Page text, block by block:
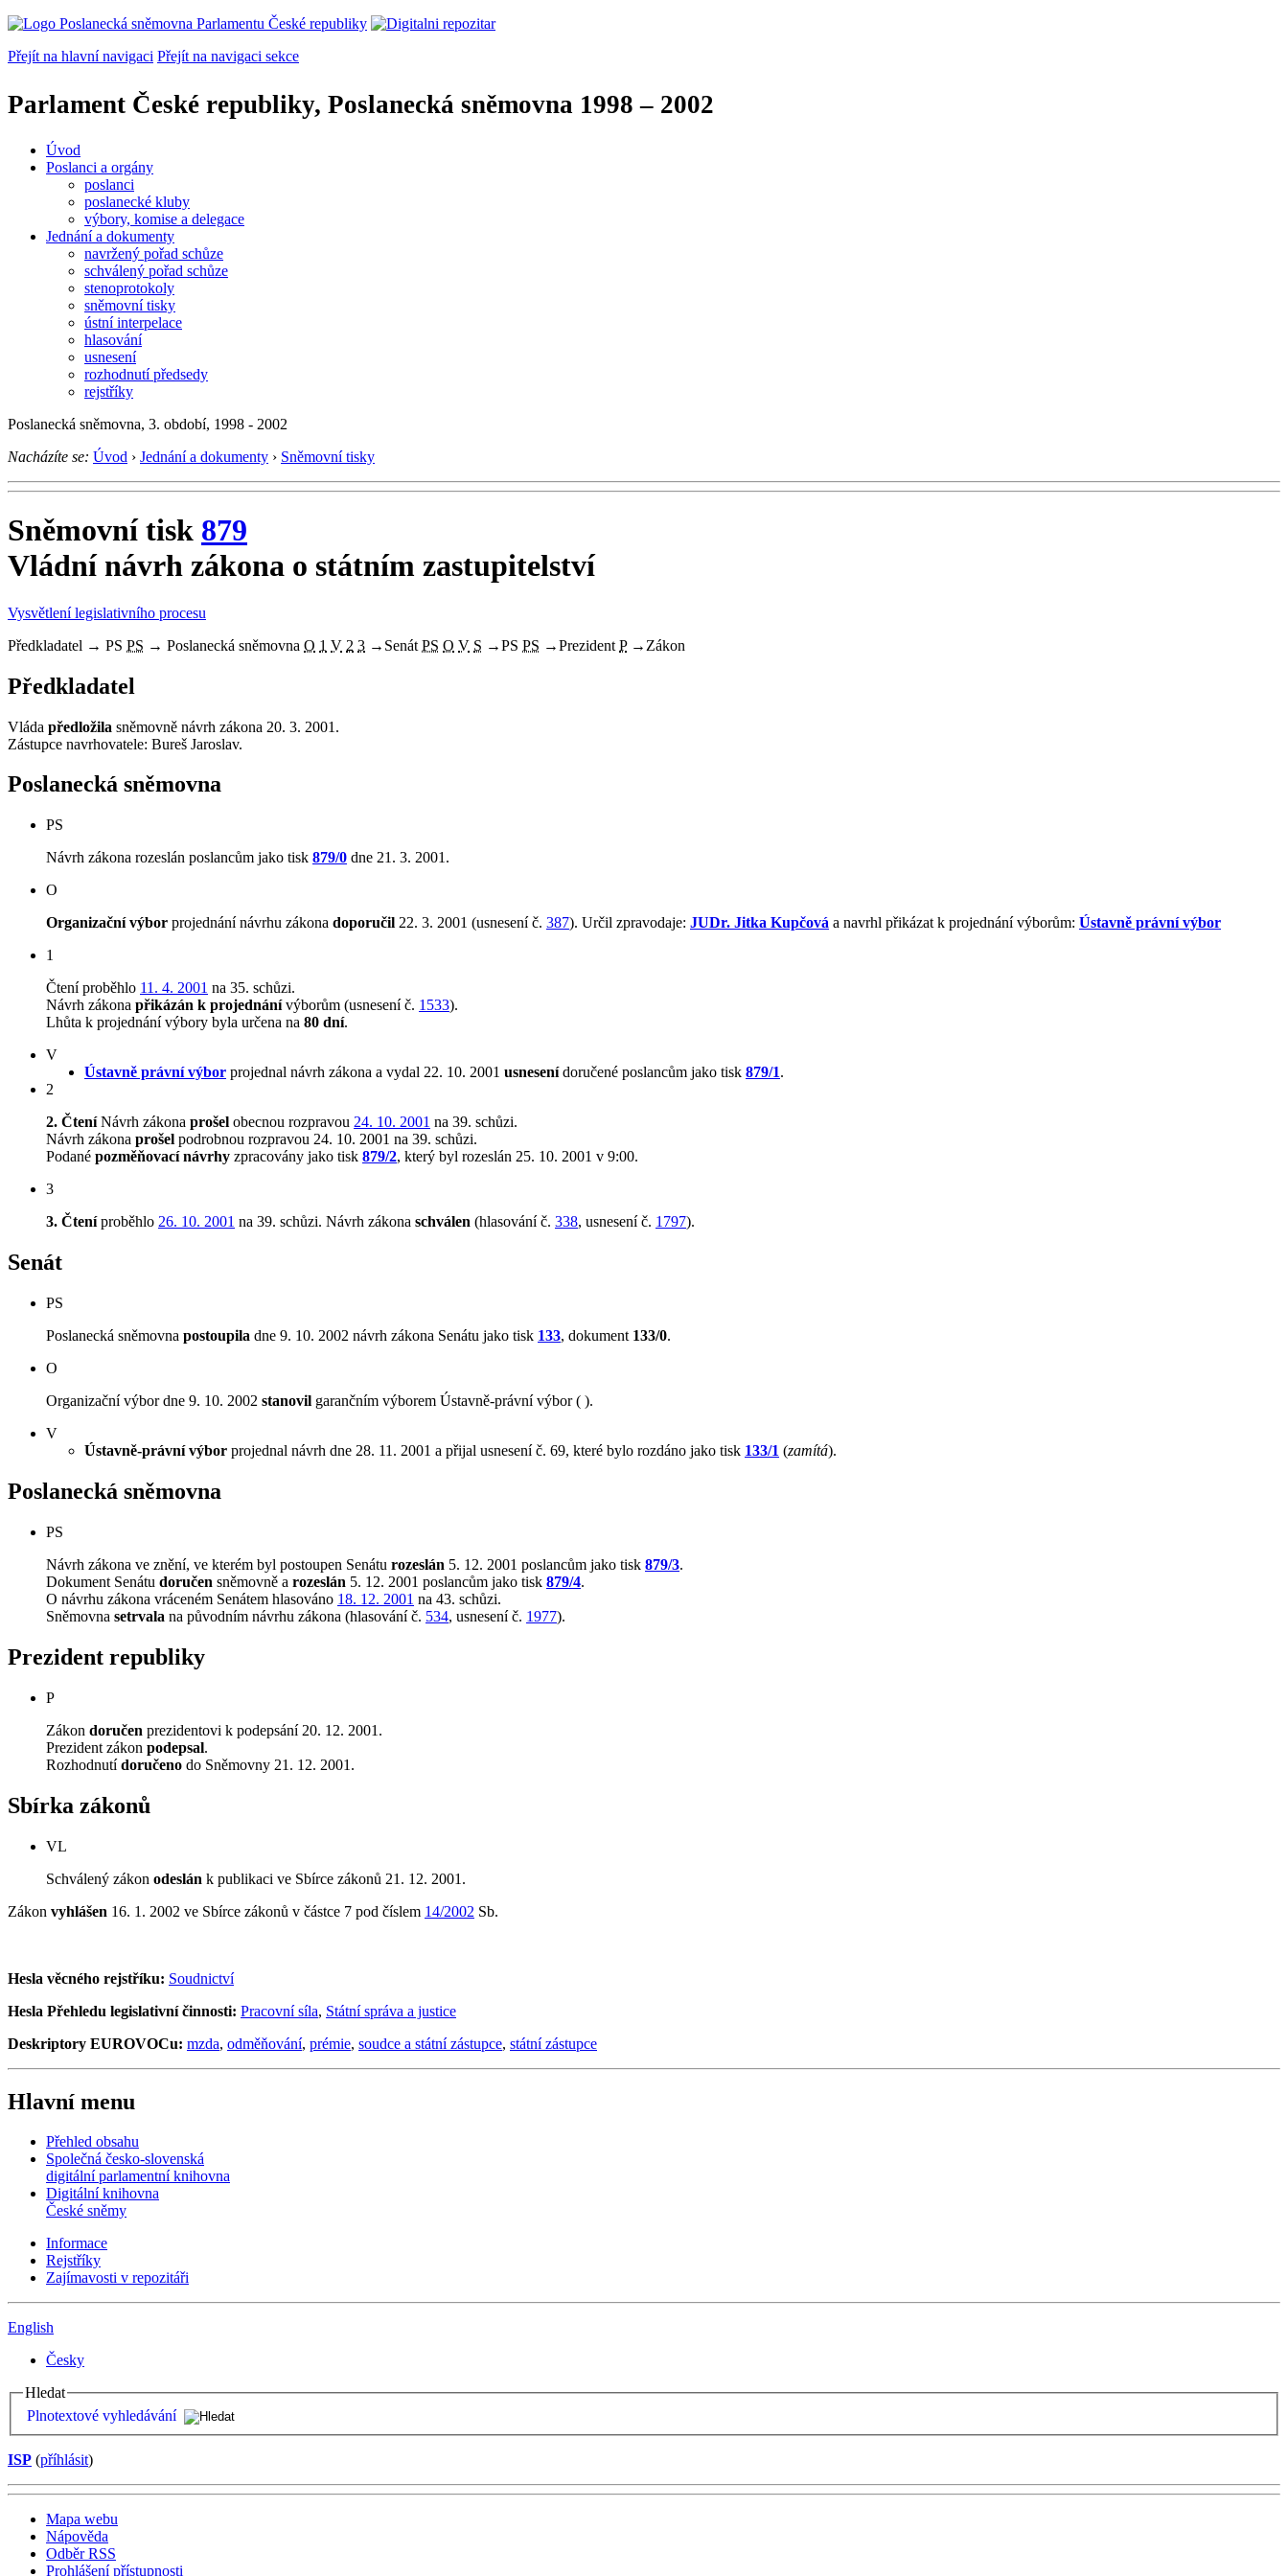
Přejít na hlavní navigaci Přejít na navigaci sekce
Parlament České republiky, Poslanecká sněmovna 1998 – 2002
Úvod
Poslanci a orgány
poslanci
poslanecké kluby
výbory, komise a delegace
Jednání a dokumenty
navržený pořad schůze
schválený pořad schůze
stenoprotokoly
sněmovní tisky
ústní interpelace
hlasování
usnesení
rozhodnutí předsedy
rejstříky
Poslanecká sněmovna, 3. období, 1998 - 2002
Nacházíte se: Úvod › Jednání a dokumenty › Sněmovní tisky
Sněmovní tisk 879
Vládní návrh zákona o státním zastupitelství
Vysvětlení legislativního procesu
Předkladatel → PS PS → Poslanecká sněmovna O 1 V 2 3 → Senát PS O V S →PS PS →Prezident P → Zákon
Předkladatel
Vláda předložila sněmovně návrh zákona 20. 3. 2001.
Zástupce navrhovatele: Bureš Jaroslav.
Poslanecká sněmovna
PS
Návrh zákona rozeslán poslancům jako tisk 879/0 dne 21. 3. 2001.
O
Organizační výbor projednání návrhu zákona doporučil 22. 3. 2001 (usnesení č. 387). Určil zpravodaje: JUDr. Jitka Kupčová a navrhl přikázat k projednání výborům: Ústavně právní výbor
1
Čtení proběhlo 11. 4. 2001 na 35. schůzi.
Návrh zákona přikázán k projednánívýborům (usnesení č. 1533).
Lhůta k projednání výbory byla určena na 80 dní.
V
Ústavně právní výbor projednal návrh zákona a vydal 22. 10. 2001 usnesenídoručené poslancům jako tisk 879/1.
2
2. ČteníNávrh zákona prošel obecnou rozpravou 24. 10. 2001 na 39. schůzi.
Návrh zákona prošel podrobnou rozpravou 24. 10. 2001 na 39. schůzi.
Podané pozměňovací návrhy zpracovány jako tisk 879/2, který byl rozeslán 25. 10. 2001 v 9:00.
3
3. Čteníproběhlo 26. 10. 2001 na 39. schůzi. Návrh zákona schválen (hlasování č. 338, usnesení č. 1797).
Senát
PS
Poslanecká sněmovna postoupila dne 9. 10. 2002 návrh zákona Senátu jako tisk 133, dokument 133/0.
O
Organizační výbor dne 9. 10. 2002 stanovil garančním výborem Ústavně-právní výbor ( ).
V
Ústavně-právní výbor projednal návrh dne 28. 11. 2001 a přijal usnesení č. 69, které bylo rozdáno jako tisk 133/1 (zamítá).
Poslanecká sněmovna
PS
Návrh zákona ve znění, ve kterém byl postoupen Senátu rozeslán 5. 12. 2001 poslancům jako tisk 879/3.
Dokument Senátu doručen sněmovně a rozeslán 5. 12. 2001 poslancům jako tisk 879/4.
O návrhu zákona vráceném Senátem hlasováno 18. 12. 2001 na 43. schůzi.
Sněmovna setrvala na původním návrhu zákona (hlasování č. 534, usnesení č. 1977).
Prezident republiky
P
Zákon doručen prezidentovi k podepsání 20. 12. 2001.
Prezident zákon podepsal.
Rozhodnutídoručeno do Sněmovny 21. 12. 2001.
Sbírka zákonů
VL
Schválený zákon odeslán k publikaci ve Sbírce zákonů 21. 12. 2001.
Zákon vyhlášen 16. 1. 2002 ve Sbírce zákonů v částce 7 pod číslem 14/2002 Sb.
Hesla věcného rejstříku: Soudnictví
Hesla Přehledu legislativní činnosti: Pracovní síla, Státní správa a justice
Deskriptory EUROVOCu: mzda, odměňování, prémie, soudce a státní zástupce, státní zástupce
Hlavní menu
Přehled obsahu
Společná česko-slovenská
digitální parlamentní knihovna
Digitální knihovna
České sněmy
Informace
Rejstříky
Zajímavosti v repozitáři
English
Česky
Hledat
Plnotextové vyhledávání
ISP (příhlásit)
Mapa webu
Nápověda
Odběr RSS
Prohlášení přístupnosti